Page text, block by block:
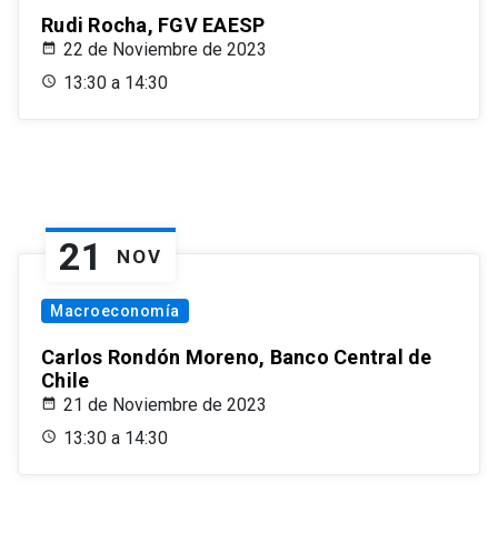
Rudi Rocha, FGV EAESP
22 de Noviembre de 2023
13:30 a 14:30
21 NOV
Macroeconomía
Carlos Rondón Moreno, Banco Central de
Chile
21 de Noviembre de 2023
13:30 a 14:30